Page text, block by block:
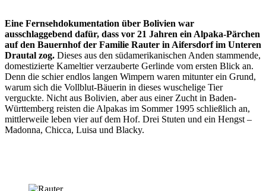
Eine Fernsehdokumentation über Bolivien war
ausschlaggebend dafür, dass vor 21 Jahren ein Alpaka-Pärchen
auf den Bauernhof der Familie Rauter in Aifersdorf im Unteren
Drautal zog. Dieses aus den südamerikanischen Anden stammende,
domestizierte Kameltier verzauberte Gerlinde vom ersten Blick an.
Denn die schier endlos langen Wimpern waren mitunter ein Grund,
warum sich die Vollblut-Bäuerin in dieses wuschelige Tier
verguckte. Nicht aus Bolivien, aber aus einer Zucht in Baden-
Württemberg reisten die Alpakas im Sommer 1995 schließlich an,
mittlerweile leben vier auf dem Hof. Drei Stuten und ein Hengst –
Madonna, Chicca, Luisa und Blacky.